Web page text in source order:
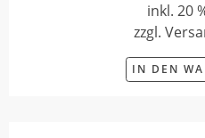
inkl. 20
zzgl.
IN DEN